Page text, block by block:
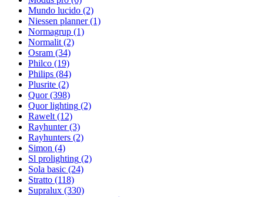
Mundo lucido (2)
Niessen planner (1)
Normagrup (1)
Normalit (2)
Osram (34)
Philco (19)
Philips (84)
Plusrite (2)
Quor (398)
Quor lighting (2)
Rawelt (12)
Rayhunter (3)
Rayhunters (2)
Simon (4)
Sl prolighting (2)
Sola basic (24)
Stratto (118)
Supralux (330)